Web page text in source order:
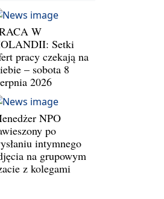
W
Setki
pracy czekają na
– sobota 8
2026
NPO
po
intymnego
na grupowym
z kolegami